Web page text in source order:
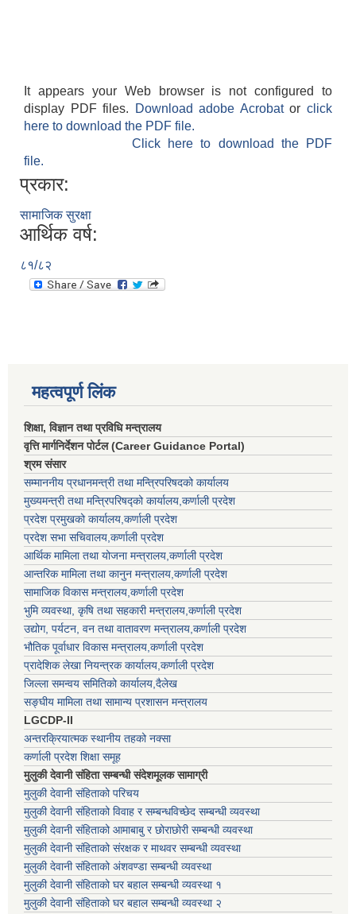
It appears your Web browser is not configured to
display PDF files.
Download adobe Acrobatorclick
here to download the PDF file.
Click here to download the PDF
file.
प्रकार:
सामाजिक सुरक्षा
आर्थिक वर्ष:
८१/८२
महत्वपूर्ण लिंक
शिक्षा, विज्ञान तथा प्रविधि मन्त्रालय
वृत्ति मार्गनिर्देशन पोर्टल (Career Guidance Portal)
श्रम संसार
सम्माननीय प्रधानमन्त्री तथा मन्त्रिपरिषद‌को कार्यालय
मुख्यमन्त्री तथा मन्त्रिपरिषद्को कार्यालय,कर्णाली प्रदेश
प्रदेश प्रमुखको कार्यालय,कर्णाली प्रदेश
प्रदेश सभा सचिवालय,कर्णाली प्रदेश
आर्थिक मामिला तथा योजना मन्त्रालय,कर्णाली प्रदेश
आन्तरिक मामिला तथा कानुन मन्त्रालय,कर्णाली प्रदेश
सामाजिक विकास मन्त्रालय,कर्णाली प्रदेश
भुमि व्यवस्था, कृषि तथा सहकारी मन्त्रालय,कर्णाली प्रदेश
उद्योग, पर्यटन, वन तथा वातावरण मन्त्रालय,कर्णाली प्रदेश
भौतिक पूर्वाधार विकास मन्त्रालय,कर्णाली प्रदेश
प्रादेशिक लेखा नियन्त्रक कार्यालय,कर्णाली प्रदेश
जिल्ला समन्वय समितिको कार्यालय,दैलेख
सङ्घीय मामिला तथा सामान्य प्रशासन मन्त्रालय
LGCDP-II
अन्तरक्रियात्मक स्थानीय तहको नक्सा
कर्णाली प्रदेश शिक्षा समूह
मुलुकी देवानी संहिता सम्बन्धी संदेशमूलक सामाग्री
मुलुकी देवानी संहिताको परिचय
मुलुकी देवानी संहिताको विवाह र सम्बन्धविच्छेद सम्बन्धी व्यवस्था
मुलुकी देवानी संहिताको आमाबाबु र छोराछोरी सम्बन्धी व्यवस्था
मुलुकी देवानी संहिताको संरक्षक र माथवर सम्बन्धी व्यवस्था
मुलुकी देवानी संहिताको अंशवण्डा सम्बन्धी व्यवस्था
मुलुकी देवानी संहिताको घर बहाल सम्बन्धी व्यवस्था १
मुलुकी देवानी संहिताको घर बहाल सम्बन्धी व्यवस्था २